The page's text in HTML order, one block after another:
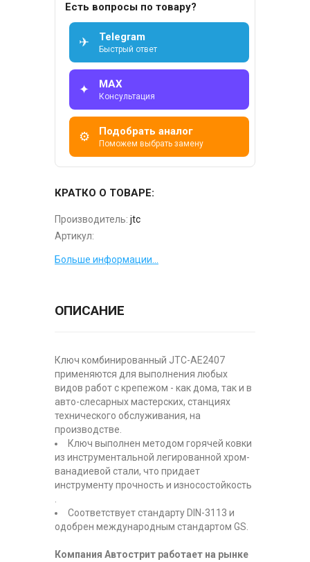
Есть вопросы по товару?
✈ Telegram
Быстрый ответ
✦ MAX
Консультация
⚙ Подобрать аналог
Поможем выбрать замену
КРАТКО О ТОВАРЕ:
Производитель: jtc
Артикул:
Больше информации...
ОПИСАНИЕ
Ключ комбинированный JTC-AE2407
применяются для выполнения любых
видов работ с крепежом - как дома, так и в
авто-слесарных мастерских, станциях
технического обслуживания, на
производстве.
Ключ выполнен методом горячей ковки
из инструментальной легированной хром-
ванадиевой стали, что придает
инструменту прочность и износостойкость
Соответствует стандарту DIN-3113 и
одобрен международным стандартом GS.
Компания Автострит работает на рынке